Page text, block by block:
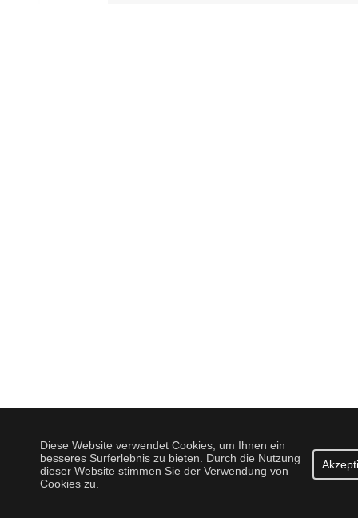
Diese Website verwendet Cookies, um Ihnen ein
besseres Surferlebnis zu bieten. Durch die Nutzung
dieser Website stimmen Sie der Verwendung von
Cookies zu.